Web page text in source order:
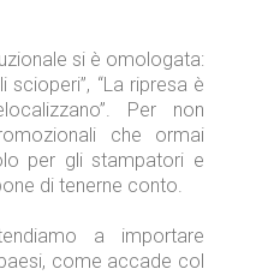
si è omologata:
scioperi”, “La ripresa è
Per non
che ormai
per gli stampatori e
di tenerne conto.
a importare
come accade col